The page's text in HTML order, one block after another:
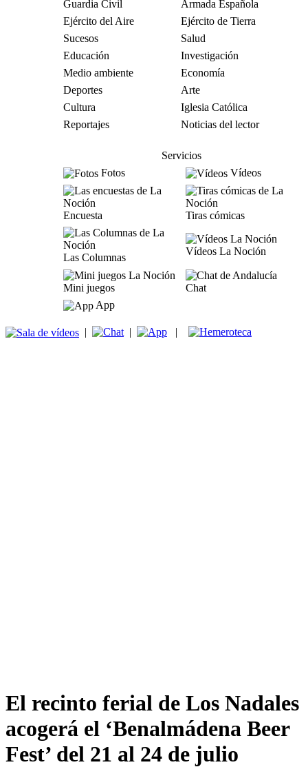
Guardia Civil
Armada Española
Ejército del Aire
Ejército de Tierra
Sucesos
Salud
Educación
Investigación
Medio ambiente
Economía
Deportes
Arte
Cultura
Iglesia Católica
Reportajes
Noticias del lector
Servicios
Fotos
Vídeos
Encuesta Tiras cómicas
Las Columnas
Vídeos La Noción
Mini juegos
Chat
App
| | |
El recinto ferial de Los Nadales
acogerá el ‘Benalmádena Beer
Fest’ del 21 al 24 de julio